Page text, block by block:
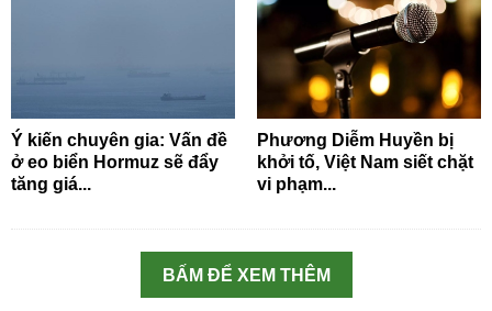
Ý kiến chuyên gia: Vấn đề
ở eo biển Hormuz sẽ đẩy
tăng giá...
Phương Diễm Huyền bị
khởi tố, Việt Nam siết chặt
vi phạm...
BẤM ĐỂ XEM THÊM